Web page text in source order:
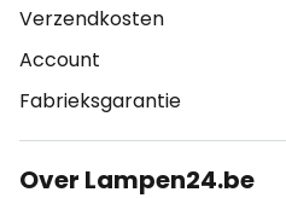
Verzendkosten
Account
Fabrieksgarantie
Over Lampen24.be